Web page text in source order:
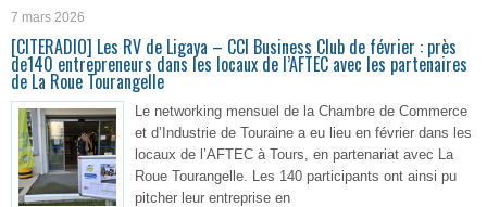
7 mars 2026
[CITERADIO] Les RV de Ligaya – CCI Business Club de février : près
de140 entrepreneurs dans les locaux de l’AFTEC avec les partenaires
de La Roue Tourangelle
Le networking mensuel de la Chambre de Commerce
et d’Industrie de Touraine a eu lieu en février dans les
locaux de l’AFTEC à Tours, en partenariat avec La
Roue Tourangelle. Les 140 participants ont ainsi pu
pitcher leur entreprise en